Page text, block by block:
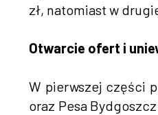
zł, natomiast w
Otwarcie ofert i
W pierwszej części
oraz Pesa